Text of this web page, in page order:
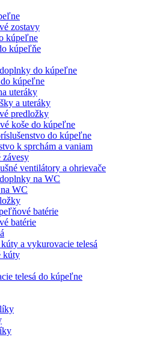
zostavy
kúpeľne
kúpeľňe
do kúpeľne
kúpeľne
uteráky
a uteráky
predložky
koše do kúpeľne
do kúpeľne
k sprchám a vaniam
závesy
ventilátory a ohrievače
na WC
WC
batérie
batérie
a vykurovacie telesá
kúty
telesá do kúpeľne